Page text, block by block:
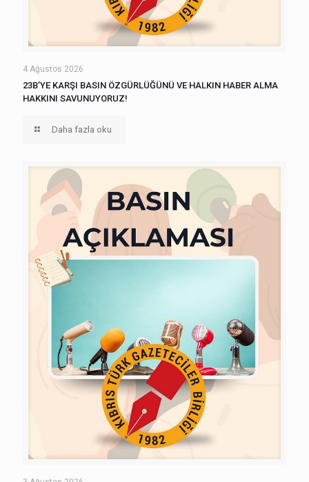
4 Ağustos 2026
23B’YE KARŞI BASIN ÖZGÜRLÜĞÜNÜ VE HALKIN HABER ALMA
HAKKINI SAVUNUYORUZ!
Daha fazla oku